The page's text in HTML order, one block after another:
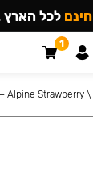
\
Alpine Strawberry
חינם לכל הארץ
1